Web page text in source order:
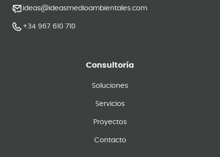
ideas@ideasmedioambientales.com
+34 967 610 710
Consultoría
Soluciones
Servicios
Proyectos
Contacto